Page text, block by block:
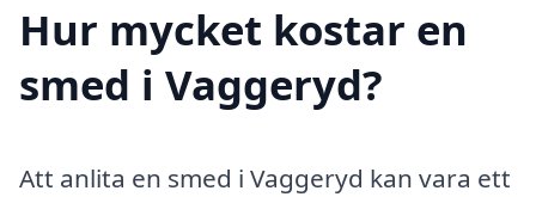
Hur mycket kostar en
smed i Vaggeryd?
Att anlita en smed i Vaggeryd kan vara ett